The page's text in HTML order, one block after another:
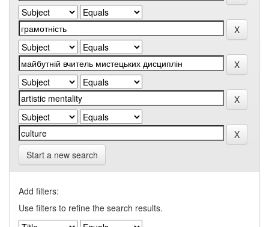
Start a new search
Add filters:
Use filters to refine the search results.